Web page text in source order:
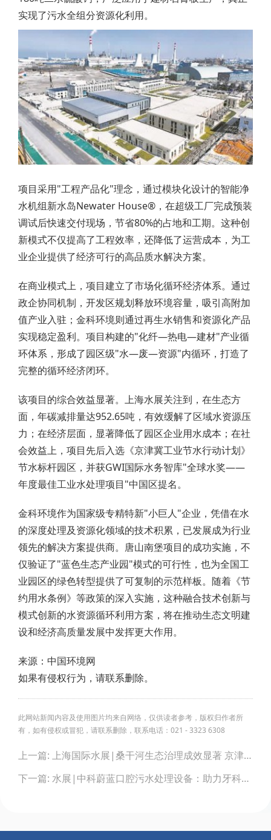
实现了污水全组分资源化利用。
项目采用"工程产品化"理念，通过模块化设计的智能净
水机组新水岛Newater House®，在超级工厂完成预装
调试后快速交付现场，节省80%的占地和工期。这种创
新模式不仅提高了工程效率，还降低了运营成本，为工
业企业提供了经济可行的高品质水解决方案。
在商业模式上，项目建立了市场化循环经济体系。通过
政企协同机制，开发区规划释放环境容量，吸引高附加
值产业入驻；金科环境则通过再生水销售和资源化产品
实现稳定盈利。项目构建的"化纤—热电—建材"产业循
环体系，形成了园区级"水—废—资源"内循环，打造了
完整的循环经济闭环。
该项目的综合效益显著。上海水展关注到，在生态方
面，年碳减排量达952.65吨，有效缓解了区域水资源压
力；在经济层面，显著降低了园区企业用水成本；在社
会效益上，项目先后入选《京津冀工业节水行动计划》
节水标杆园区，并获GWI国际水务智库"全球水奖——
年度最佳工业水处理项目"中国区提名。
金科环境作为国家级专精特新"小巨人"企业，凭借在水
的深度处理及资源化领域的技术积累，已发展成为行业
领先的解决方案提供商。唐山南堡项目的成功实施，不
仅验证了"蓝色生态产业园"模式的可行性，也为全国工
业园区的绿色转型提供了可复制的示范样板。随着《节
约用水条例》等政策的深入实施，这种融合技术创新与
模式创新的水资源循环利用方案，将在推动生态文明建
设和经济高质量发展中发挥更大作用。
来源：中国环境网
如果有侵权行为，请联系删除。
此网站新闻内容及使用图片均来自网络，仅供读者参考，版权归作者所
有，如有侵权或冒犯，请联系删除，联系电话：021 - 3323 6308
navigation
上一篇: 上海国际水展|桑干河生态治理成效显著 京津冀水源地实现”三水共治”典范
下一篇: 水展|中科蔚蓝口腔污水处理设备：助力牙科诊所实现绿色环保诊疗